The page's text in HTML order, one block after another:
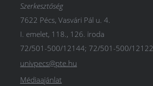
Szerkesztőség
7622 Pécs, Vasvári Pál u. 4.
I. emelet, 118., 126. iroda
72/501-500/12144; 72/501-500/12122
univpecs@pte.hu
Médiaajánlat